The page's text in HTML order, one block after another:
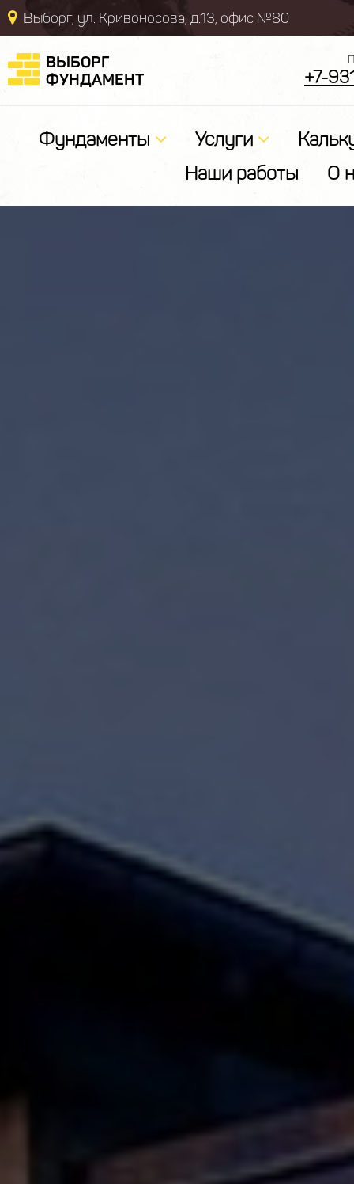
Выборг, ул. Кривоносова, д.13, офис №80
ВЫБОРГ
ФУНДАМЕНТ
+7-
Фундаменты Услуги
Наши работы
О